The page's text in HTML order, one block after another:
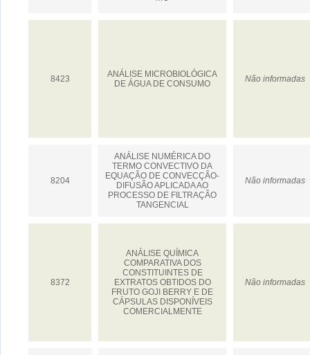
8423
ANÁLISE MICROBIOLÓGICA
DE ÁGUA DE CONSUMO
Não informadas
8204
ANÁLISE NUMÉRICA DO
TERMO CONVECTIVO DA
EQUAÇÃO DE CONVECÇÃO-
DIFUSÃO APLICADA AO
PROCESSO DE FILTRAÇÃO
TANGENCIAL
Não informadas
8372
ANÁLISE QUÍMICA
COMPARATIVA DOS
CONSTITUINTES DE
EXTRATOS OBTIDOS DO
FRUTO GOJI BERRY E DE
CÁPSULAS DISPONÍVEIS
COMERCIALMENTE
Não informadas